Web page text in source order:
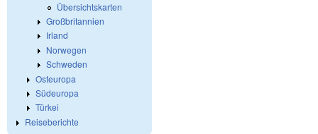
Übersichtskarten
Großbritannien
Irland
Norwegen
Schweden
Osteuropa
Südeuropa
Türkei
Reiseberichte